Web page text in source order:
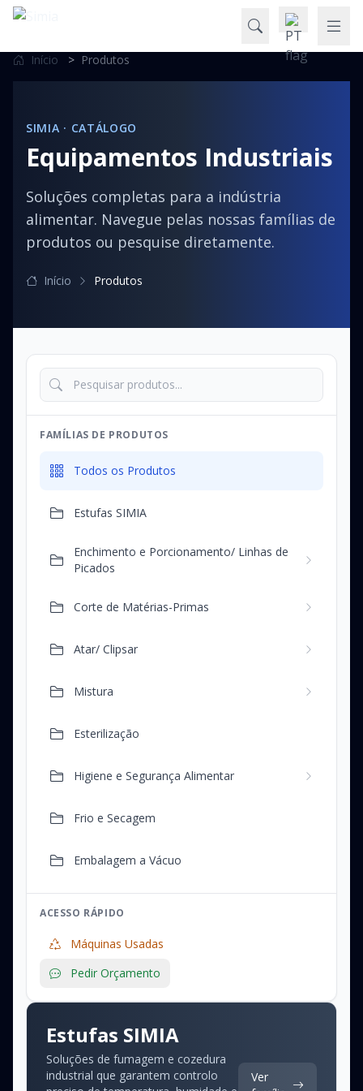
Início > Produtos
SIMIA · CATÁLOGO
Equipamentos Industriais
Soluções completas para a indústria
alimentar. Navegue pelas nossas famílias de
produtos ou pesquise diretamente.
Início Produtos
FAMÍLIAS DE PRODUTOS
Todos os Produtos
Estufas SIMIA
Enchimento e Porcionamento/ Linhas de
Picados
Corte de Matérias-Primas
Atar/ Clipsar
Mistura
Esterilização
Higiene e Segurança Alimentar
Frio e Secagem
Embalagem a Vácuo
ACESSO RÁPIDO
Máquinas Usadas
Pedir Orçamento
Estufas SIMIA
Soluções de fumagem e cozedura
industrial que garantem controlo
Ver